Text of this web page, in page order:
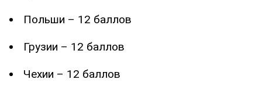
Польши – 12 баллов
Грузии – 12 баллов
Чехии – 12 баллов